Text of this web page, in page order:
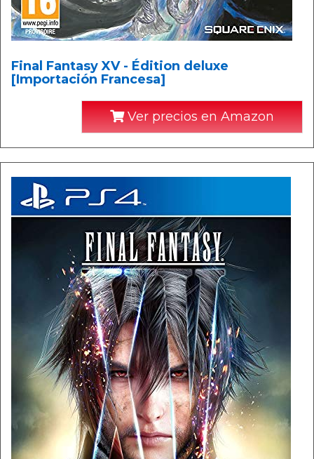
Final Fantasy XV - Édition deluxe
[Importación Francesa]
Ver precios en Amazon